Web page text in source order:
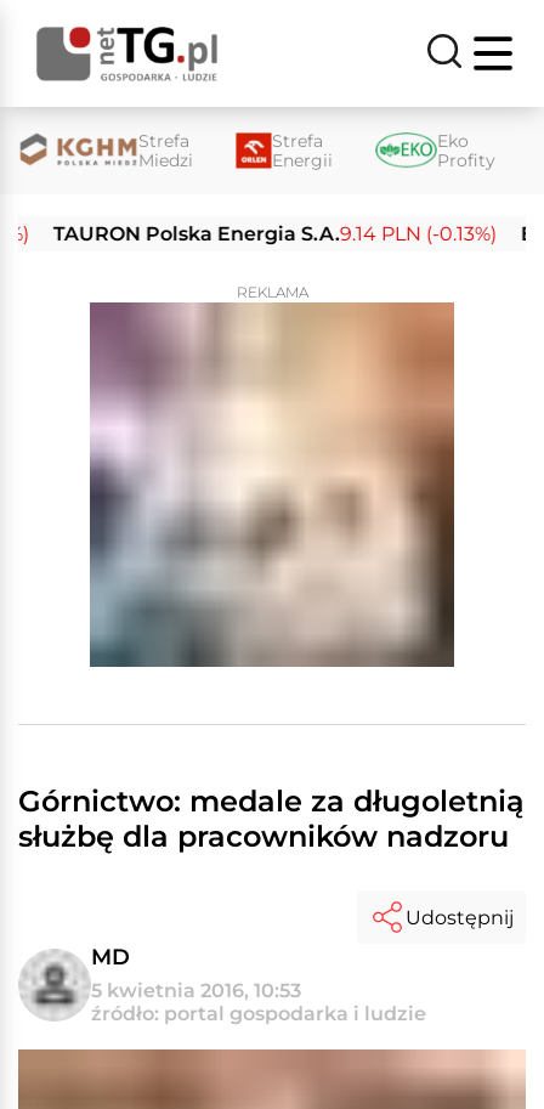
Strefa
Miedzi
Strefa
Energii
Eko
Profity
TAURON Polska Energia S.A.9.14 PLN (-0.13%) Enea
REKLAMA
Górnictwo: medale za długoletnią
służbę dla pracowników nadzoru
MD
5 kwietnia 2016, 10:53
źródło: portal gospodarka i ludzie
Udostępnij